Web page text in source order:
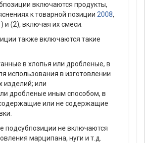
включаются продукты,
к товарной позиции 2008,
и (2), включая их смеси.
также включаются такие
в хлопья или дробленые, в
использования в изготовлении
изделий; или
дробленые иным способом, в
или не содержащие
подсубпозиции не включаются
марципана, нуги и т.д.